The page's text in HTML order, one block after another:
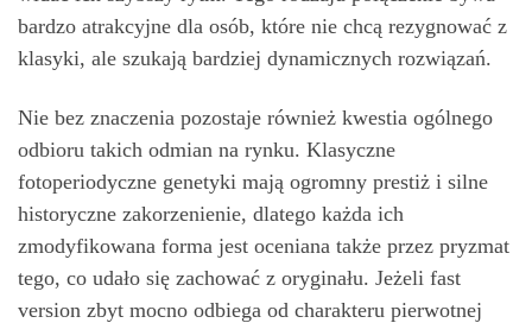
bardzo atrakcyjne dla osób, które nie chcą rezygnować z
klasyki, ale szukają bardziej dynamicznych rozwiązań.
Nie bez znaczenia pozostaje również kwestia ogólnego
odbioru takich odmian na rynku. Klasyczne
fotoperiodyczne genetyki mają ogromny prestiż i silne
historyczne zakorzenienie, dlatego każda ich
zmodyfikowana forma jest oceniana także przez pryzmat
tego, co udało się zachować z oryginału. Jeżeli fast
version zbyt mocno odbiega od charakteru pierwotnej